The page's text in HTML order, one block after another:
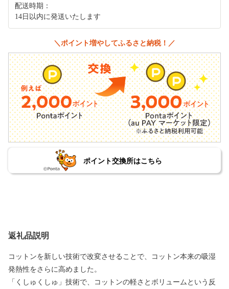
配送時期：
14日以内に発送いたします
＼ポイント増やしてふるさと納税！／
ポイント交換所はこちら
返礼品説明
コットンを新しい技術で改変させることで、コットン本来の吸湿
発熱性をさらに高めました。
「くしゅくしゅ」技術で、コットンの軽さとボリュームという反